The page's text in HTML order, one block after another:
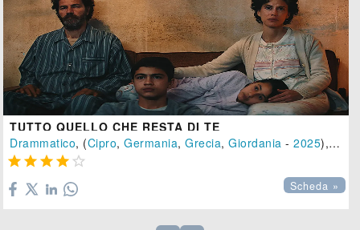
TUTTO QUELLO CHE RESTA DI TE
Drammatico, (Cipro,Germania,Grecia,Giordania -2025), 145 min.
    
Scheda »